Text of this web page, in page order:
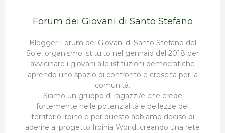
Forum dei Giovani di Santo Stefano
Blogger Forum dei Giovani di Santo Stefano del
Sole, organismo istituito nel gennaio del 2018 per
avvicinare i giovani alle istituzioni democratiche
aprendo uno spazio di confronto e crescita per la
comunità.
Siamo un gruppo di ragazzi/e che crede
fortemente nelle potenzialità e bellezze del
territorio irpino e per questo abbiamo deciso di
aderire al progetto Irpinia World, creando una rete